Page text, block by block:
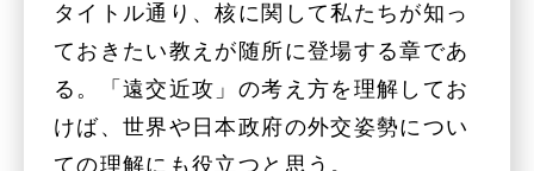
タイトル通り、核に関して私たちが知っ
ておきたい教えが随所に登場する章であ
る。「遠交近攻」の考え方を理解してお
けば、世界や日本政府の外交姿勢につい
ての理解にも役立つと思う。